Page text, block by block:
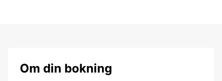
Om din bokning